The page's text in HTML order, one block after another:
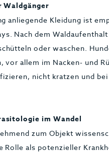
anliegende Kleidung ist
Nach dem
oder waschen.
allem im Nacken- und
nicht kratzen und
im Wandel
zum Objekt
Rolle als potenzieller